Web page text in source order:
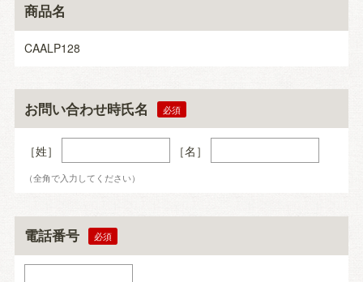
商品名
CAALP128
お問い合わせ時氏名
［姓］ ［名］
（全角で入力してください）
電話番号